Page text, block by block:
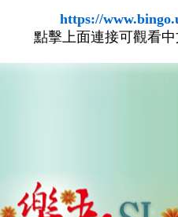
https://
點擊上面連接可觀看